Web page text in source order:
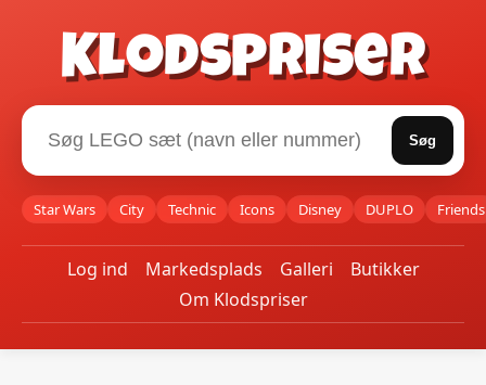
Klodspriser
Søg
Star Wars City Technic Icons Disney DUPLO Friends
Log ind Markedsplads Galleri
Butikker
Om Klodspriser